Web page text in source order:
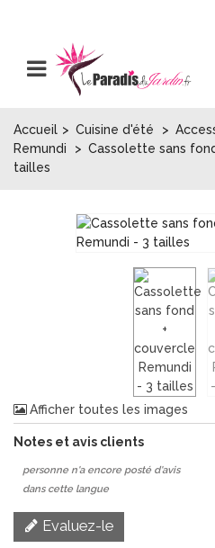
Accueil > Cuisine d'été >
Remundi
> Cassolette sans
tailles
Afficher toutes les images
Notes et avis clients
personne n'a encore posté d'avis
dans cette langue
Evaluez-le